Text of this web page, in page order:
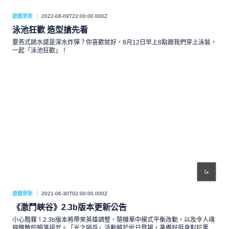
遊戲更新 2022-08-09T22:00:00.000Z
泳池狂歡 造型搶先看
要燕式跳水還是深水炸彈？你喜歡就好，8月12日早上8點跟我們穿上泳裝，
一起「泳池狂歡」！
遊戲更新 2021-06-30T02:00:00.000Z
《激鬥峽谷》2.3b版本更新公告
小心黯霧！2.3b版本將帶來英雄調整、隨機單中模式平衡改動，以及令人魂